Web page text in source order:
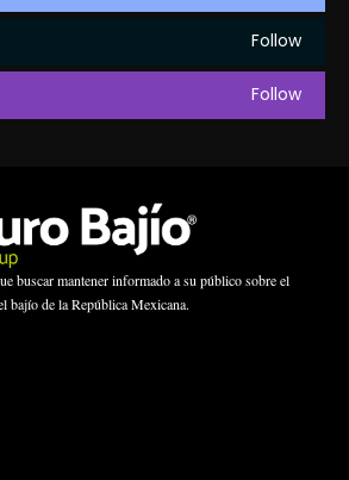
Follow
Follow
buscar mantener informado a su público sobre el
bajío de la República Mexicana.